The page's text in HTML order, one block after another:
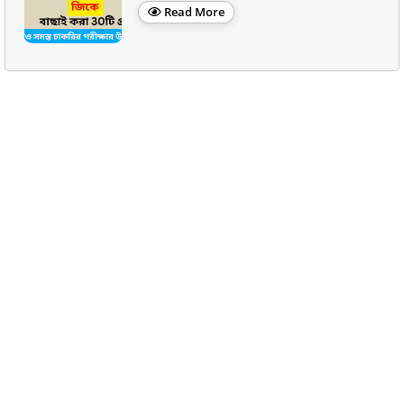
Read More